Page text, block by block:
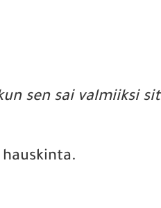
sen sai valmiiksi